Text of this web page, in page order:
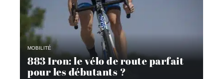
MOBILITÉ
883 Iron: le vélo de route parfait
pour les débutants ?